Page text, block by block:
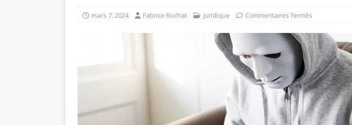
mars 7, 2024 Fabrice Rochat Juridique Commentaires fermés